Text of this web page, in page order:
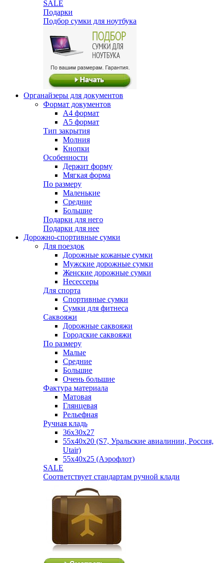
SALE
Подарки
Подбор сумки для ноутбука
Органайзеры для документов
Формат документов
А4 формат
А5 формат
Тип закрытия
Молния
Кнопки
Особенности
Держит форму
Мягкая форма
По размеру
Маленькие
Средние
Большие
Подарки для него
Подарки для нее
Дорожно-спортивные сумки
Для поездок
Дорожные кожаные сумки
Мужские дорожные сумки
Женские дорожные сумки
Несессеры
Для спорта
Спортивные сумки
Сумки для фитнеса
Саквояжи
Дорожные саквояжи
Городские саквояжи
По размеру
Малые
Средние
Большие
Очень большие
Фактура материала
Матовая
Глянцевая
Рельефная
Ручная кладь
36х30x27
55х40х20 (S7, Уральские авиалинии, Россия,
Utair)
55х40х25 (Аэрофлот)
SALE
Соответствует стандартам ручной клади